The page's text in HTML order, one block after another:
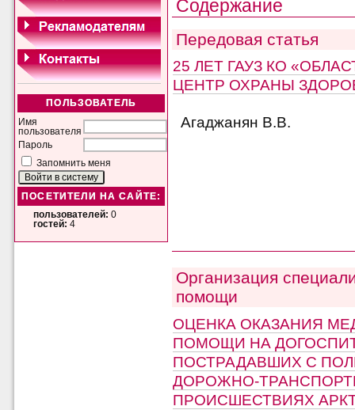
ПОЛЬЗОВАТЕЛЬ
Имя
пользователя
Пароль
Запомнить меня
ПОСЕТИТЕЛИ НА САЙТЕ:
пользователей: 0
гостей: 4
Содержание
Передовая статья
25 ЛЕТ ГАУЗ КО
ЦЕНТР ОХРАНЫ
Агаджанян В.В.
Организация
помощи
ОЦЕНКА ОКАЗАНИЯ
ПОМОЩИ НА
ПОСТРАДАВШИХ С
ДОРОЖНО-
ПРОИСШЕСТВИЯХ